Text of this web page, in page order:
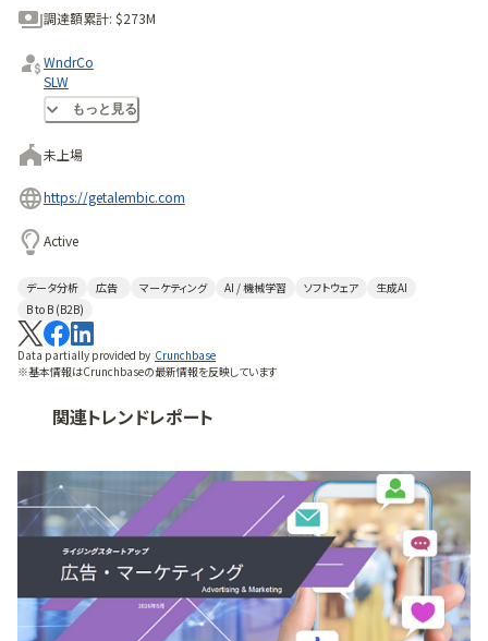
調達額累計: $273M
WndrCo
SLW
NextEquity Partners
もっと見る
未上場
https://getalembic.com
Active
データ分析 広告 マーケティング AI / 機械学習 ソフトウェア
生成AI
B to B (B2B)
Data partially provided by Crunchbase
※基本情報はCrunchbaseの最新情報を反映しています
関連トレンドレポート